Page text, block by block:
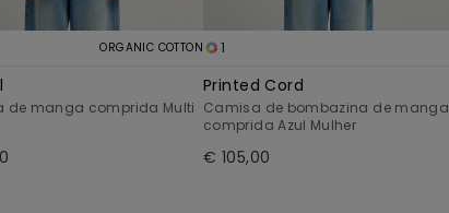
ORGANIC COTTON
de manga comprida Multi
1
Printed Cord
Camisa de bombazina de manga
comprida Azul Mulher
€ 105,00